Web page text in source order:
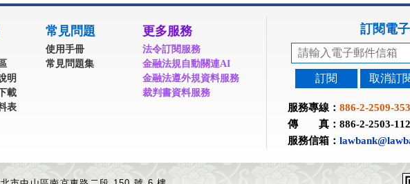
明
載
表
常見問題
使用手冊
常見問題集
更多服務
法令訂閱服務
金融法規自動關連AI
金融法遵外規資料服務
裁判書資料服務
訂閱電
訂閱 取消訂
服務專線： 886-2-2509-
傳 真：886-2-2503-
服務信箱：